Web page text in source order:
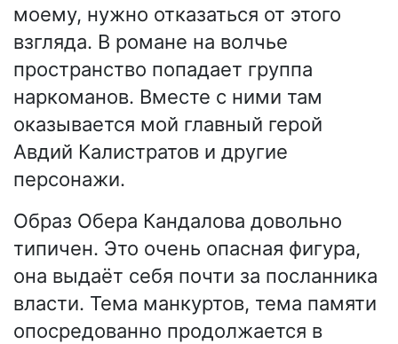
моему, нужно отказаться от этого
взгляда. В романе на волчье
пространство попадает группа
наркоманов. Вместе с ними там
оказывается мой главный герой
Авдий Калистратов и другие
персонажи.
Образ Обера Кандалова довольно
типичен. Это очень опасная фигура,
она выдаёт себя почти за посланника
власти. Тема манкуртов, тема памяти
опосредованно продолжается в